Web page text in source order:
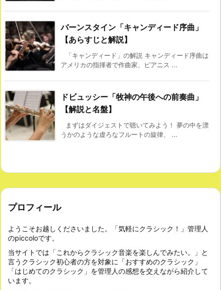
バーンスタイン「キャンディード序曲」
【あらすじと解説】
「キャンディード」の解説 キャンディード序曲は
アメリカの指揮者で作曲家、ピアニス ...
ドビュッシー「牧神の午後への前奏曲」
【解説と名盤】
まずはダイジェストで聴いてみよう！ 夢の中を漂
うかのような虚ろなフルートの旋律、 ...
プロフィール
ようこそお越しくださいました。「気軽にクラシック！」管理人
のpiccoloです。
当サイトでは「これからクラシック音楽を楽しんでみたい。」と
言うクラシック初心者の方を対象に「おすすめのクラシック」
「はじめてのクラシック」を管理人の感想を交えながら紹介して
います。